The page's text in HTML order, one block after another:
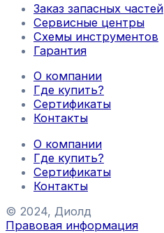
Заказ запасных частей
Сервисные центры
Схемы инструментов
Гарантия
О компании
Где купить?
Сертификаты
Контакты
О компании
Где купить?
Сертификаты
Контакты
© 2024, Диолд
Правовая информация